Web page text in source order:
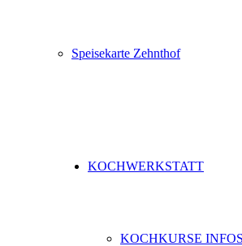
Speisekarte Zehnthof
KOCHWERKSTATT
KOCHKURSE INFOS